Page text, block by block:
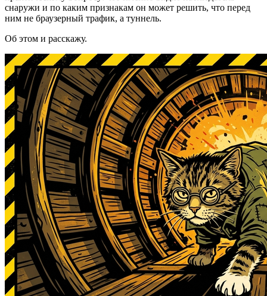
снаружи и по каким признакам он может решить, что перед
ним не браузерный трафик, а туннель.
Об этом и расскажу.